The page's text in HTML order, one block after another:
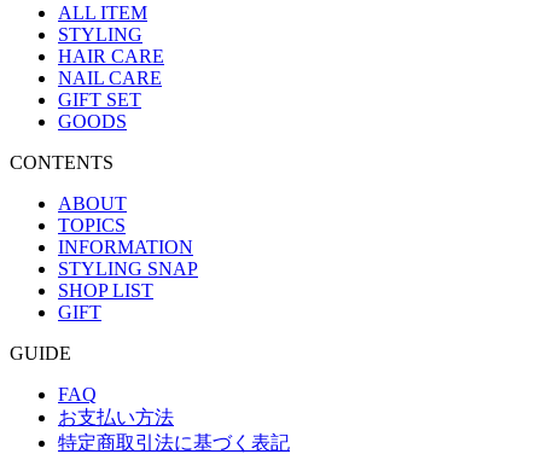
ALL ITEM
STYLING
HAIR CARE
NAIL CARE
GIFT SET
GOODS
CONTENTS
ABOUT
TOPICS
INFORMATION
STYLING SNAP
SHOP LIST
GIFT
GUIDE
FAQ
お支払い方法
特定商取引法に基づく表記